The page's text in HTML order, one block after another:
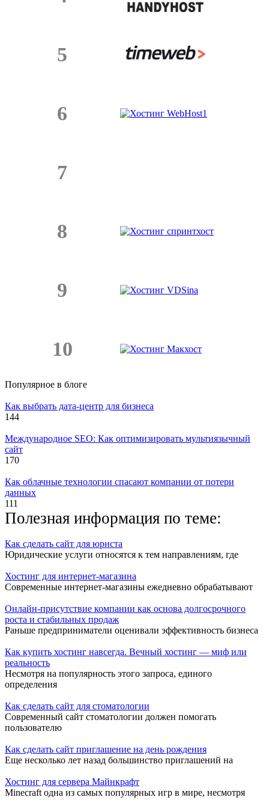
5
6
7
8
9
10
Популярное в блоге
Как выбрать дата-центр для бизнеса
144
Международное SEO: Как оптимизировать мультиязычный
сайт
170
Как облачные технологии спасают компании от потери
данных
111
Полезная информация по теме:
Как сделать сайт для юриста
Юридические услуги относятся к тем направлениям, где
Хостинг для интернет-магазина
Современные интернет-магазины ежедневно обрабатывают
Онлайн-присутствие компании как основа долгосрочного
роста и стабильных продаж
Раньше предприниматели оценивали эффективность бизнеса
Как купить хостинг навсегда. Вечный хостинг — миф или
реальность
Несмотря на популярность этого запроса, единого
определения
Как сделать сайт для стоматологии
Современный сайт стоматологии должен помогать
пользователю
Как сделать сайт приглашение на день рождения
Еще несколько лет назад большинство приглашений на
Хостинг для сервера Майнкрафт
Minecraft одна из самых популярных игр в мире, несмотря